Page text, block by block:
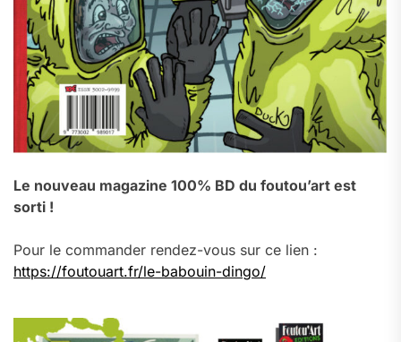
Le nouveau magazine 100% BD du foutou’art est
sorti !
Pour le commander rendez-vous sur ce lien :
https://foutouart.fr/le-babouin-dingo/